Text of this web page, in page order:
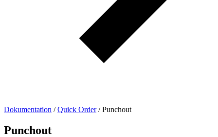
Dokumentation / Quick Order / Punchout
Punchout